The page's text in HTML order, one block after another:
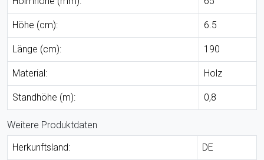
Höhe (cm): 6.5
Länge (cm): 190
Material: Holz
Standhöhe (m): 0,8
Weitere Produktdaten
Herkunftsland:
DE